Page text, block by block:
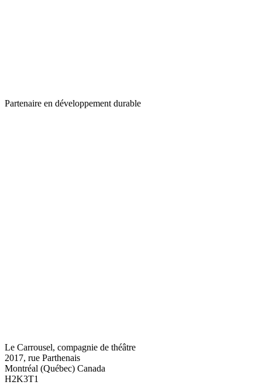
Partenaire en développement durable
Le Carrousel, compagnie de théâtre
2017, rue Parthenais
Montréal (Québec) Canada
H2K3T1